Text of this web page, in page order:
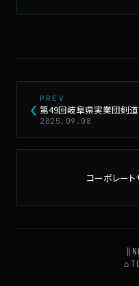
‹ PREV
第49回岐阜県実業団剣
2025.09.08
コーポレー
‖
⌂